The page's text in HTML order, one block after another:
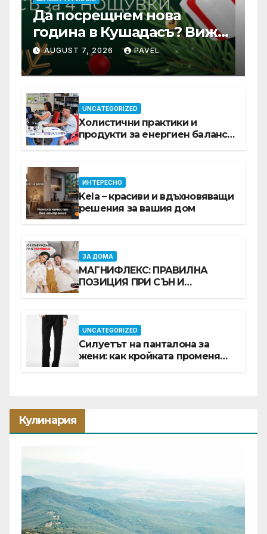
Да посрещнем нова
година в Кушадасъ? Вижте
защо си заслужава …
AUGUST 7, 2026 PAVEL
UNCATEGORIZED
Холистични практики и
продукти за енергиен баланс в
ИНТЕРЕСНО
Kela – красиви и вдъхновяващи
решения за вашия дом
ЗА ДОМА
МАГНИФЛЕКС: ПРАВИЛНА
ПОЗИЦИЯ ПРИ СЪН И
UNCATEGORIZED
Силуетът на панталона за
жени: как кройката променя
Кулинария